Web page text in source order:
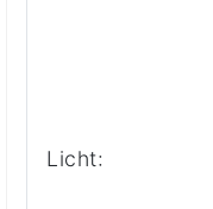
Licht: